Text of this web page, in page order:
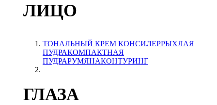
ЛИЦО
ТОНАЛЬНЫЙ КРЕМ КОНСИЛЕРРЫХЛАЯ
ПУДРАКОМПАКТНАЯ
ПУДРАРУМЯНАКОНТУРИНГ
ГЛАЗА